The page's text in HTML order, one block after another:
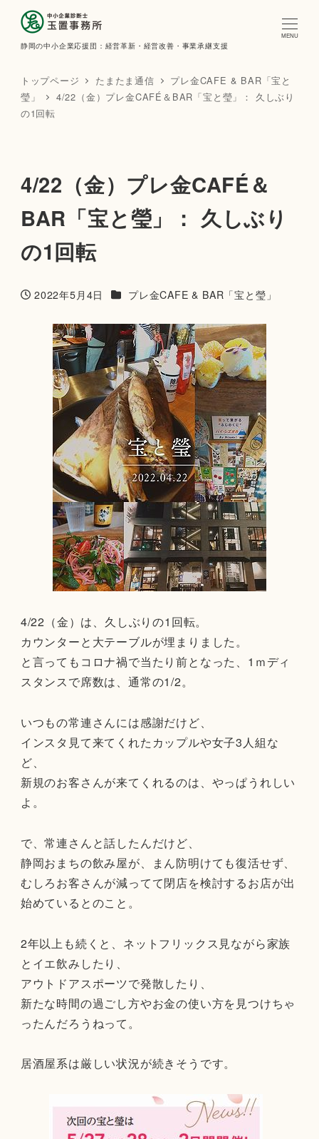
静岡の中小企業応援団：経営革新・経営改善・事業承継支援
MENU
トップページ たまたま通信
プレ金CAFE & BAR「宝と
瑩」
4/22（金）プレ金CAFÉ＆BAR「宝と瑩」： 久しぶり
の1回転
4/22（金）プレ金CAFÉ＆
BAR「宝と瑩」： 久しぶり
の1回転
投稿日
2022年5月4日 カテゴリー
プレ金CAFE & BAR「宝と瑩」
4/22（金）は、久しぶりの1回転。
カウンターと大テーブルが埋まりました。
と言ってもコロナ禍で当たり前となった、1ｍディ
スタンスで席数は、通常の1/2。
いつもの常連さんには感謝だけど、
インスタ見て来てくれたカップルや女子3人組な
ど、
新規のお客さんが来てくれるのは、やっぱうれしい
よ。
で、常連さんと話したんだけど、
静岡おまちの飲み屋が、まん防明けても復活せず、
むしろお客さんが減ってて閉店を検討するお店が出
始めているとのこと。
2年以上も続くと、ネットフリックス見ながら家族
とイエ飲みしたり、
アウトドアスポーツで発散したり、
新たな時間の過ごし方やお金の使い方を見つけちゃ
ったんだろうねって。
居酒屋系は厳しい状況が続きそうです。